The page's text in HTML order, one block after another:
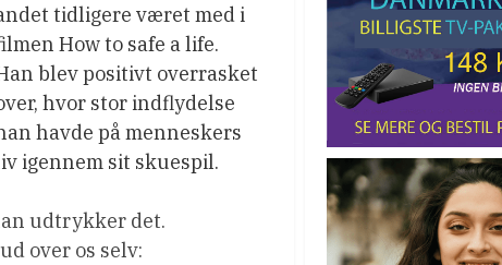
tidligere været med i
How to safe a life.
blev positivt overrasket
hvor stor indflydelse
havde på menneskers
igennem sit skuespil.
udtrykker det.
over os selv: